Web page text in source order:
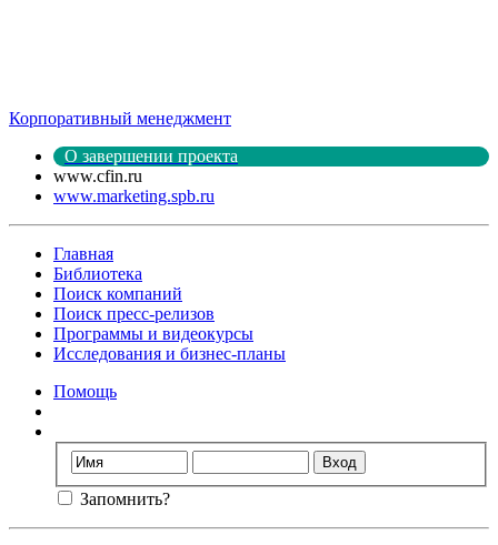
Корпоративный менеджмент
О завершении проекта
www.cfin.ru
www.marketing.spb.ru
Главная
Библиотека
Поиск компаний
Поиск пресс-релизов
Программы и видеокурсы
Исследования и бизнес-планы
Помощь
Запомнить?